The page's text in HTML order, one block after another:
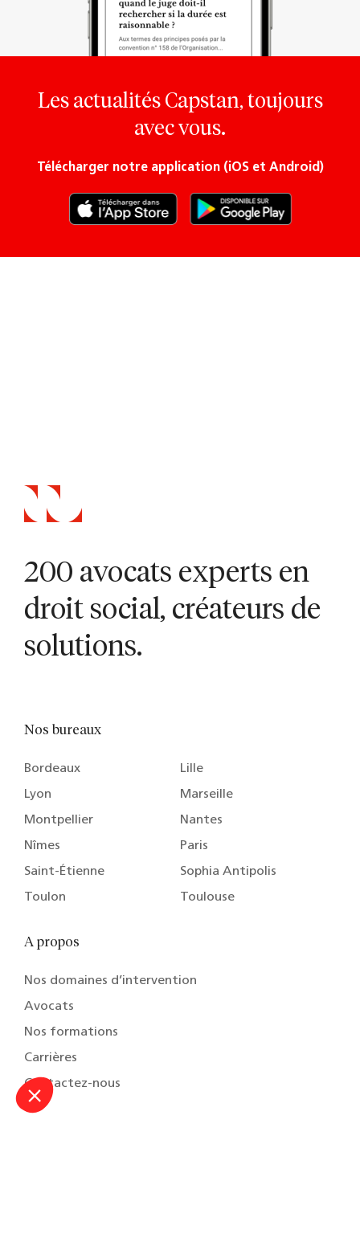
Les actualités Capstan, toujours
avec vous.
Télécharger notre application (iOS et Android)
200 avocats experts en
droit social, créateurs de
solutions.
Nos bureaux
Bordeaux
Lille
Lyon
Marseille
Montpellier
Nantes
Nîmes
Paris
Saint-Étienne
Sophia Antipolis
Toulon
Toulouse
A propos
Nos domaines d’intervention
Avocats
Nos formations
Carrières
Contactez-nous